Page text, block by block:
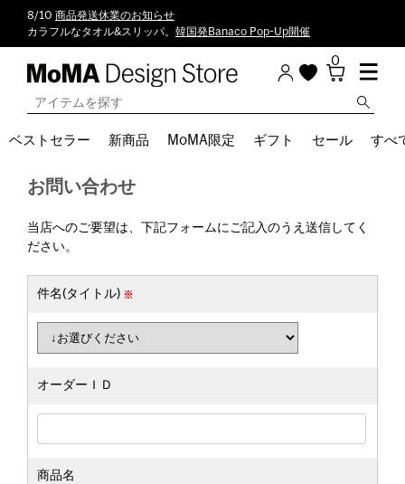
8/10 商品発送休業のお知らせ
カラフルなタオル&スリッパ。 韓国発Banaco Pop-Up開催
0
ベストセラー 新商品 MoMA限定 ギフト セール すべ
お問い合わせ
当店へのご要望は、下記フォームにご記入のうえ送信してく
ださい。
件名(タイトル)
オーダーＩＤ
商品名